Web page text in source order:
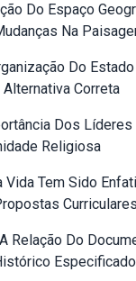
Do Espaço
Na
Do
Correta
Dos
Religiosa
Vida Tem Sido
Curriculares
Relação Do
Especificado